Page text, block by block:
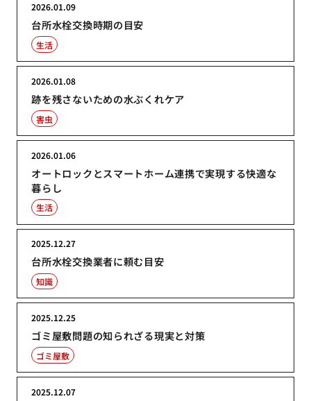
台所水栓交換時期の目安
2026.01.09
生活
跡を残さないための水ぶくれケア
2026.01.08
害虫
オートロックとスマートホーム連携で実現する快適な
暮らし
2026.01.06
生活
台所水栓交換業者に頼む目安
2025.12.27
知識
ゴミ屋敷問題の知られざる現実と対策
2025.12.25
ゴミ屋敷
2025.12.07